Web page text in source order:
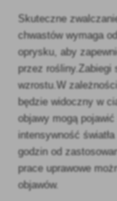
Skuteczne
chwastów wymaga
oprysku, aby
przez rośliny.Zabiegi
wzrostu.W
będzie widoczny w
objawy mogą
intensywność
godzin od
prace uprawowe
objawów.